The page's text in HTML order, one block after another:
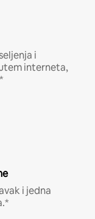
i
interneta,
i jedna